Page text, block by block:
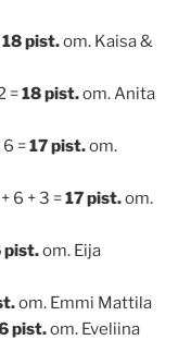
18 pist.om. Kaisa &
=18 pist.om. Anita
6 =17 pist.om.
6 + 3 =17 pist.om.
pist.om. Eija
om. Emmi Mattila
pist.om. Eveliina